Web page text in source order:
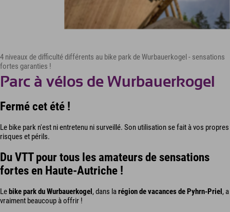
4 niveaux de difficulté différents au bike park de Wurbauerkogel - sensations
fortes garanties !
Parc à vélos de Wurbauerkogel
Fermé cet été !
Le bike park n'est ni entretenu ni surveillé. Son utilisation se fait à vos propres
risques et périls.
Du VTT pour tous les amateurs de sensations
fortes en Haute-Autriche !
Lebike park du Wurbauerkogel, dans larégion de vacances de Pyhrn-Priel, a
vraiment beaucoup à offrir !